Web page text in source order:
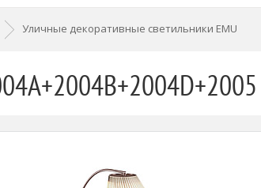
Уличные декоративные светильники EMU